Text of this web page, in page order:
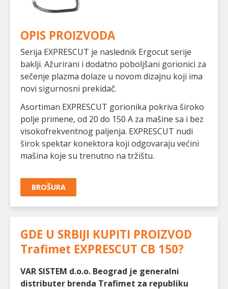
OPIS PROIZVODA
Serija EXPRESCUT je naslednik Ergocut serije
baklji. Ažurirani i dodatno poboljšani gorionici za
sečenje plazma dolaze u novom dizajnu koji ima
novi sigurnosni prekidač.
Asortiman EXPRESCUT gorionika pokriva široko
polje primene, od 20 do 150 A za mašine sa i bez
visokofrekventnog paljenja. EXPRESCUT nudi
širok spektar konektora koji odgovaraju većini
mašina koje su trenutno na tržištu.
BROŠURA
GDE U SRBIJI KUPITI PROIZVOD
Trafimet EXPRESCUT CB 150?
VAR SISTEM d.o.o. Beograd je generalni
distributer brenda Trafimet za republiku